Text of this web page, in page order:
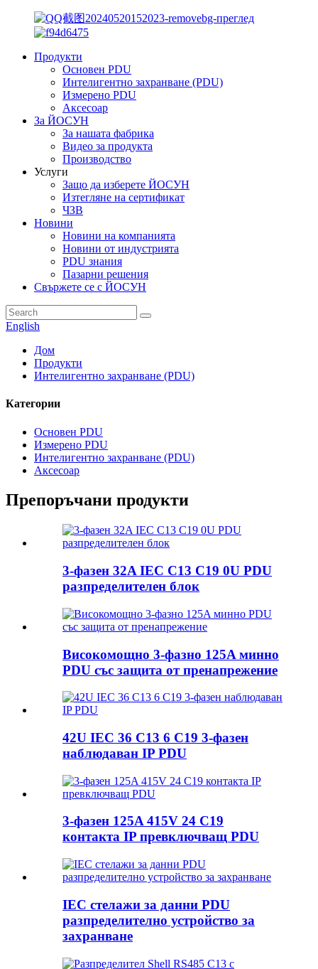
Продукти
Основен PDU
Интелигентно захранване (PDU)
Измерено PDU
Аксесоар
За ЙОСУН
За нашата фабрика
Видео за продукта
Производство
Услуги
Защо да изберете ЙОСУН
Изтегляне на сертификат
ЧЗВ
Новини
Новини на компанията
Новини от индустрията
PDU знания
Пазарни решения
Свържете се с ЙОСУН
English
Дом
Продукти
Интелигентно захранване (PDU)
Категории
Основен PDU
Измерено PDU
Интелигентно захранване (PDU)
Аксесоар
Препоръчани продукти
3-фазен 32A IEC C13 C19 0U PDU
разпределителен блок
Високомощно 3-фазно 125A минно
PDU със защита от пренапрежение
42U IEC 36 C13 6 C19 3-фазен
наблюдаван IP PDU
3-фазен 125A 415V 24 C19
контакта IP превключващ PDU
IEC стелажи за данни PDU
разпределително устройство за
захранване